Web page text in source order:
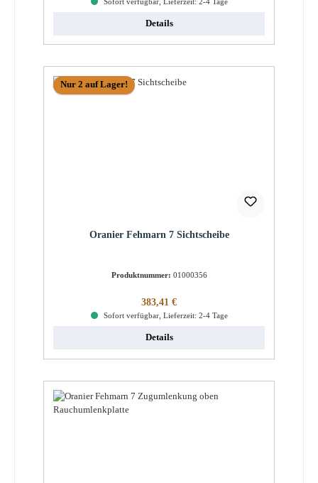
Details
Nur 2 auf Lager!
Oranier Fehmarn 7 Sichtscheibe
Produktnummer: 01000356
Regulärer Preis:
383,41 €
Sofort verfügbar, Lieferzeit: 2-4 Tage
Details